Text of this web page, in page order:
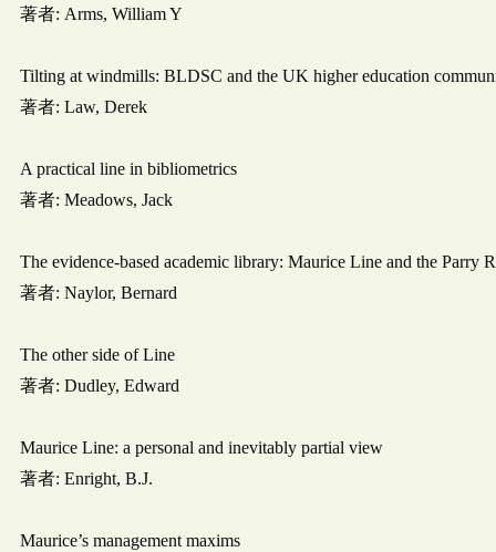
著者: Arms, William Y
Tilting at windmills: BLDSC and the UK higher education
著者: Law, Derek
A practical line in bibliometrics
著者: Meadows, Jack
The evidence-based academic library: Maurice Line and the Parry
著者: Naylor, Bernard
The other side of Line
著者: Dudley, Edward
Maurice Line: a personal and inevitably partial view
著者: Enright, B.J.
Maurice’s management maxims